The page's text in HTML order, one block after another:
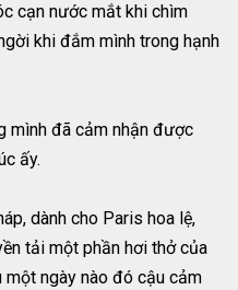
cạn nước mắt khi chìm
khi đắm mình trong hạnh
mình đã cảm nhận được
ấy.
dành cho Paris hoa lệ,
tải một phần hơi thở của
một ngày nào đó cậu cảm